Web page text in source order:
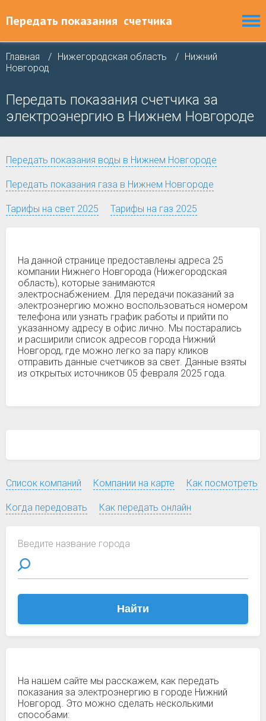
Передать показания счетчика
Главная Нижегородская область
Нижний
Новгород
Передать показания счетчика за
электроэнергию в Нижнем Новгороде
Передать показания воды в Нижнем Новгороде
Передать показания газа в Нижнем Новгороде
Тарифы на свет 2025 Тарифы на газ 2025
На данной странице предоставлены адреса 25
компании Нижнего Новгорода (Нижегородская
область), которые занимаются
электроснабжением. Для передачи показаний за
электроэнергию можно воспользоваться номером
телефона или узнать график работы и прийти по
указанному адресу в офис лично. Мы постарались
и расширили список адресов города Нижний
Новгород, где можно легко за пару кликов
отправить данные счетчиков за свет. Данные взяты
из открытых источников 05 февраля 2025 года.
Список компаний Компании на карте Как посмотреть
Когда передовать Как передать онлайн
Введите название города
Найти
На нашем сайте мы расскажем, как передать
показания за электроэнергию в городе Нижний
Новгород. Это можно сделать несколькими
способами: